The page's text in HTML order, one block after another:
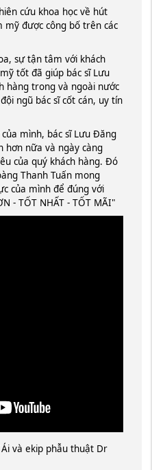
cứu khoa học về hút
được công bố trên các
sự tận tâm với khách
tốt đã giúp bác sĩ Lưu
hàng trong và ngoài nước
ngũ bác sĩ cốt cán, uy tín
mình, bác sĩ Lưu Đăng
hơn nữa và ngày càng
của quý khách hàng. Đó
Thanh Tuấn mong
của mình để đúng với
- TỐT NHẤT - TỐT MÃI"
và ekip phẫu thuật Dr